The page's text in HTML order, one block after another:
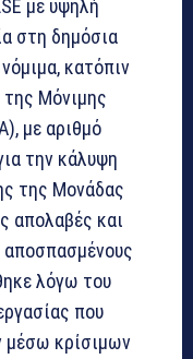
με υψηλή
στη δημόσια
κατόπιν
Μόνιμης
με αριθμό
την κάλυψη
της Μονάδας
απολαβές και
αποσπασμένους
λόγω του
που
μέσω κρίσιμων